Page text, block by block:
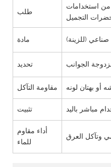
طلب
من استخدامات
التجميل
مادة (للزينة)
تحديد
مقاومة التآكل
تثبيت مباشر باليد
أداء مقاوم
للماء
وتآكل العرق